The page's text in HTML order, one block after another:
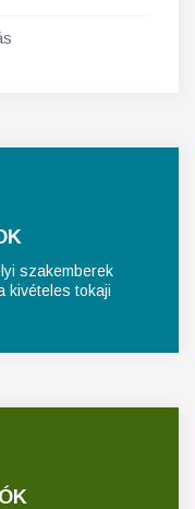
szakemberek
kivételes tokaji